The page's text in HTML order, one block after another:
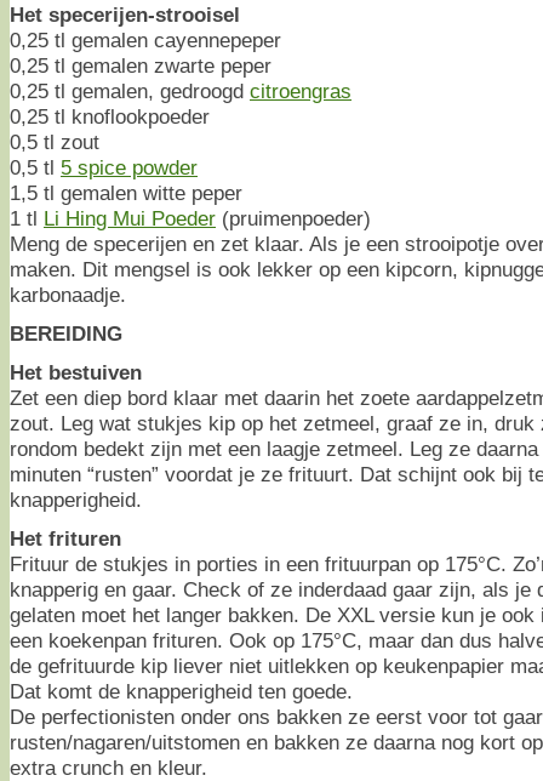
Het specerijen-strooisel
0,25 tl gemalen cayennepeper
0,25 tl gemalen zwarte peper
0,25 tl gemalen, gedroogd citroengras
0,25 tl knoflookpoeder
0,5 tl zout
0,5 tl 5 spice powder
1,5 tl gemalen witte peper
1 tl Li Hing Mui Poeder (pruimenpoeder)
Meng de specerijen en zet klaar. Als je een strooipotje
maken. Dit mengsel is ook lekker op een kipcorn,
karbonaadje.
BEREIDING
Het bestuiven
Zet een diep bord klaar met daarin het zoete
zout. Leg wat stukjes kip op het zetmeel, graaf ze in, druk
rondom bedekt zijn met een laagje zetmeel. Leg ze
minuten “rusten” voordat je ze frituurt. Dat schijnt ook bij
knapperigheid.
Het frituren
Frituur de stukjes in porties in een frituurpan op 175°C.
knapperig en gaar. Check of ze inderdaad gaar zijn, als je
gelaten moet het langer bakken. De XXL versie kun je
een koekenpan frituren. Ook op 175°C, maar dan dus
de gefrituurde kip liever niet uitlekken op keukenpapier
Dat komt de knapperigheid ten goede.
De perfectionisten onder ons bakken ze eerst voor tot
rusten/nagaren/uitstomen en bakken ze daarna nog kort
extra crunch en kleur.